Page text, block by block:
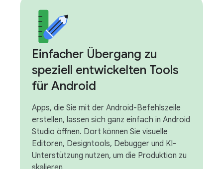
Einfacher Übergang zu
speziell entwickelten Tools
für Android
Apps, die Sie mit der Android-Befehlszeile
erstellen, lassen sich ganz einfach in Android
Studio öffnen. Dort können Sie visuelle
Editoren, Designtools, Debugger und KI-
Unterstützung nutzen, um die Produktion zu